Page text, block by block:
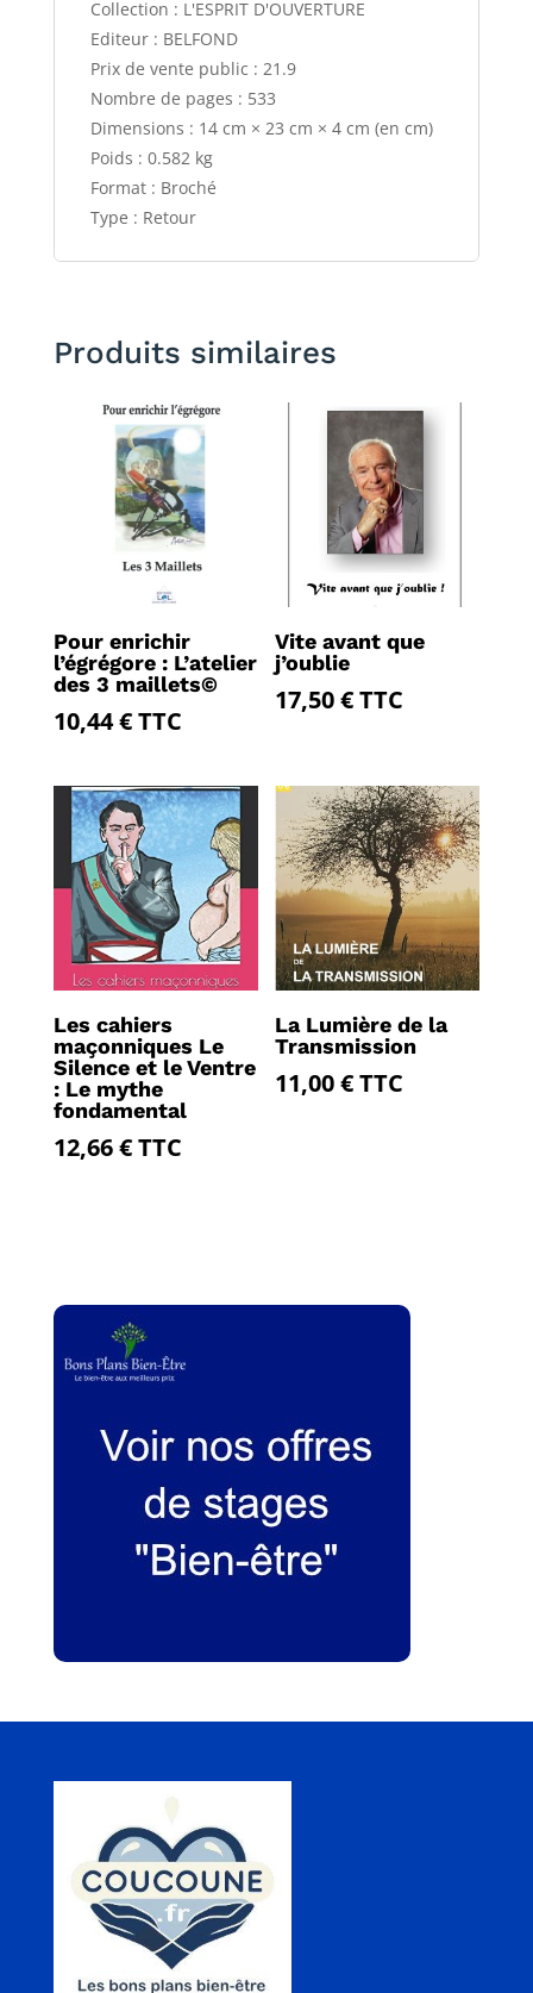
Collection : L'ESPRIT D'OUVERTURE
Editeur : BELFOND
Prix de vente public : 21.9
Nombre de pages : 533
Dimensions : 14 cm × 23 cm × 4 cm (en cm)
Poids : 0.582 kg
Format : Broché
Type : Retour
Produits similaires
Pour enrichir
l’égrégore : L’atelier
des 3 maillets©
10,44€TTC
Vite avant que
j’oublie
17,50€TTC
Les cahiers
maçonniques Le
Silence et le Ventre
: Le mythe
fondamental
12,66€TTC
La Lumière de la
Transmission
11,00€TTC